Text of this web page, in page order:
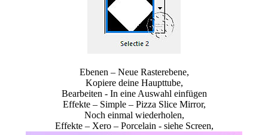
Ebenen – Neue Rasterebene,
Kopiere deine Haupttube,
Bearbeiten - In eine Auswahl einfügen
Effekte – Simple – Pizza Slice Mirror,
Noch einmal wiederholen,
Effekte – Xero – Porcelain - siehe Screen,